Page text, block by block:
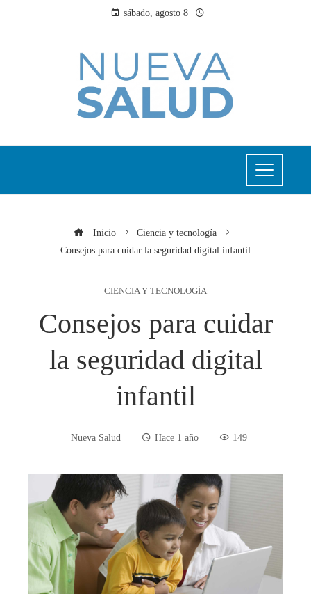
sábado, agosto 8
Inicio
Ciencia y tecnología
Consejos para cuidar la seguridad digital infantil
CIENCIA Y TECNOLOGÍA
Consejos para cuidar
la seguridad digital
infantil
Nueva Salud Hace 1 año 149